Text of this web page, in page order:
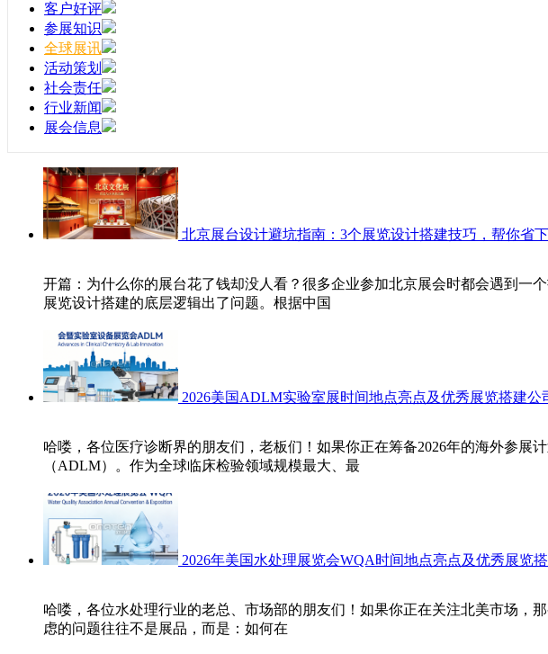
客户好评
参展知识
全球展讯
活动策划
社会责任
行业新闻
展会信息
北京展台设计避坑指南：3个展览设计搭建技巧，帮你省
开篇：为什么你的展台花了钱却没人看？很多企业参加北京展会时都会遇到一
展览设计搭建的底层逻辑出了问题。根据中国
2026美国ADLM实验室展时间地点亮点及优秀展览搭建公
哈喽，各位医疗诊断界的朋友们，老板们！如果你正在筹备2026年的海外参
（ADLM）。作为全球临床检验领域规模最大、最
2026年美国水处理展览会WQA时间地点亮点及优秀展览
哈喽，各位水处理行业的老总、市场部的朋友们！如果你正在关注北美市场
虑的问题往往不是展品，而是：如何在